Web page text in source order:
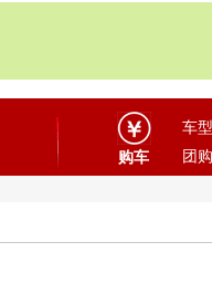
购车
车型
团购